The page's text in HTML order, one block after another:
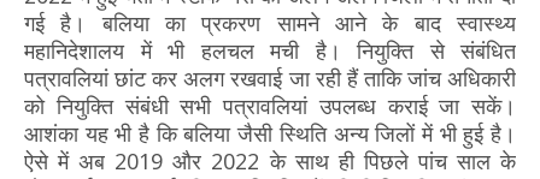
गई है। बलिया का प्रकरण सामने आने के बाद स्वास्थ्य
महानिदेशालय में भी हलचल मची है। नियुक्ति से संबंधित
पत्रावलियां छांट कर अलग रखवाई जा रही हैं ताकि जांच अधिकारी
को नियुक्ति संबंधी सभी पत्रावलियां उपलब्ध कराई जा सकें।
आशंका यह भी है कि बलिया जैसी स्थिति अन्य जिलों में भी हुई है।
ऐसे में अब 2019 और 2022 के साथ ही पिछले पांच साल के